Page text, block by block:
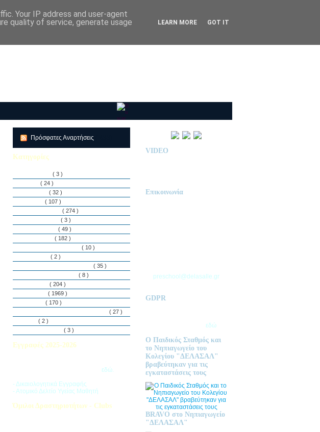
Πρόσφατες Αναρτήσεις
Κατηγορίες
( 3 )
( 24 )
( 32 )
( 107 )
( 274 )
( 3 )
( 49 )
( 182 )
( 10 )
( 2 )
( 35 )
( 8 )
( 204 )
( 1969 )
( 170 )
( 27 )
( 2 )
( 3 )
Εγγραφές 2025-2026
εδώ.
- Δικαιολογητικά Εγγραφής
- Ατομικό Δελτίο Υγείας Μαθητή
Όμιλοι Δραστηριοτήτων - Clubs
VIDEO
Επικοινωνία
preschool@delasalle.gr
GDPR
εδώ
Ο Παιδικός Σταθμός και
το Νηπιαγωγείο του
Κολεγίου "ΔΕΛΑΣΑΛ"
βραβεύτηκαν για τις
εγκαταστάσεις τους
BRAVO στο Νηπιαγωγείο
"ΔΕΛΑΣΑΛ"
Your IP address and user-agent
quality of service, generate usage
LEARN MORE GOT IT